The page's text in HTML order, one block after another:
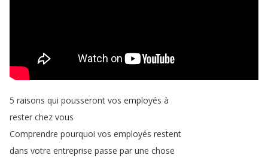
5 raisons qui pousseront vos employés à
rester chez vous
Comprendre pourquoi vos employés restent
dans votre entreprise passe par une chose